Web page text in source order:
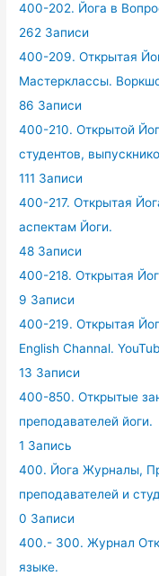
400-202. Йога в
262 Записи
400-209. Открытая
Мастерклассы.
86 Записи
400-210. Открытой
студентов,
111 Записи
400-217. Открытая
аспектам Йоги.
48 Записи
400-218. Открытая
9 Записи
400-219. Открытая
English Channal.
13 Записи
400-850. Открытые
преподавателей йоги.
1 Запись
400. Йога Журналы,
преподавателей и
0 Записи
400.- 300. Журнал
языке.